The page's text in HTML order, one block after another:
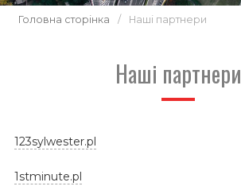
Головна сторінка / Наші партнери
Наші партнери
123sylwester.pl
1stminute.pl